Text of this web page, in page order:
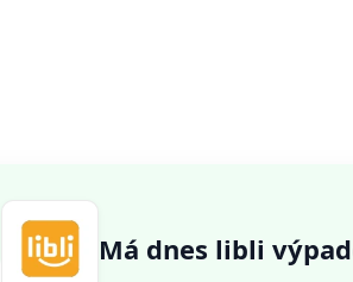
Má dnes libli